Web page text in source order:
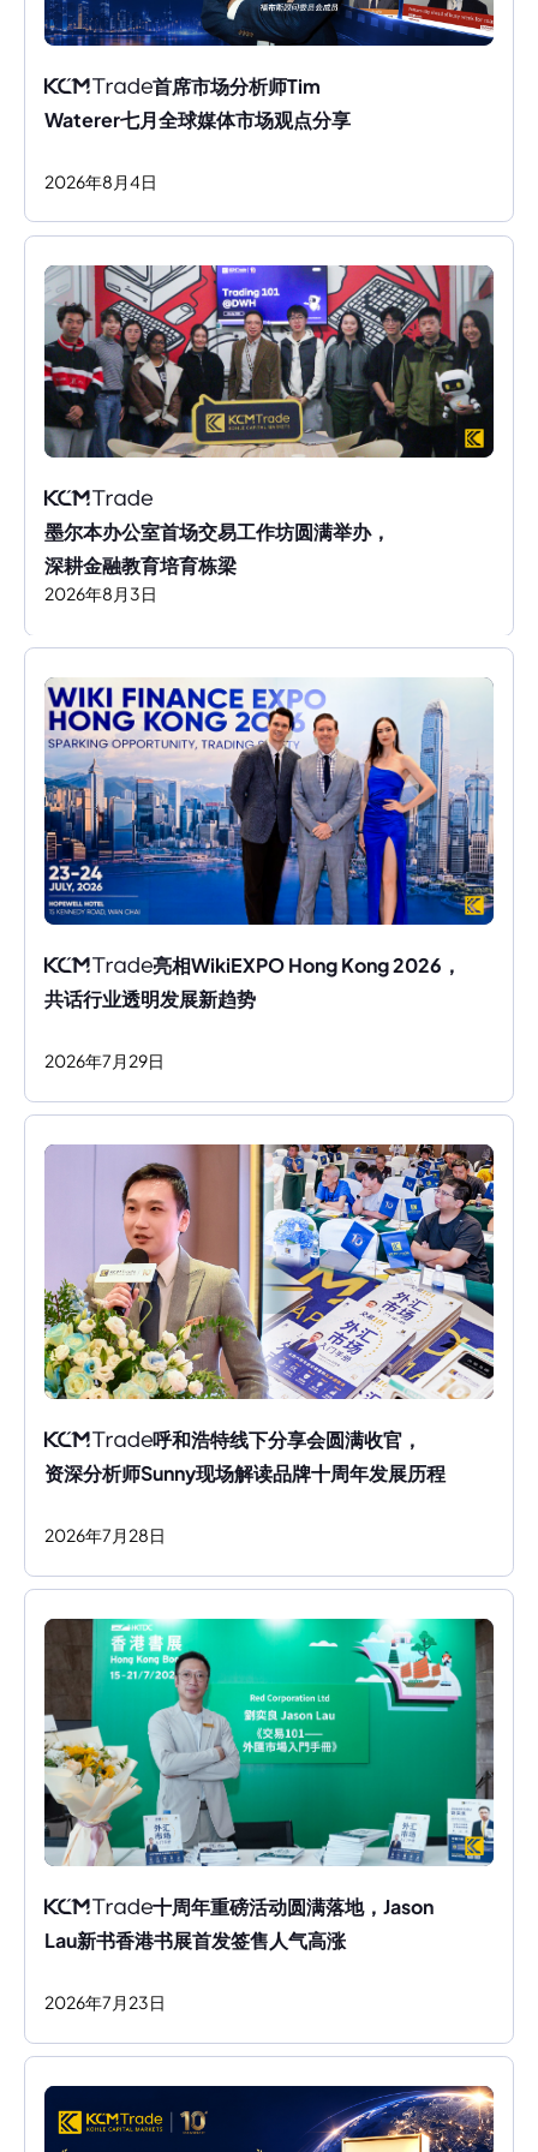
首席市场分析师Tim
Waterer七月全球媒体市场观点分享
2026年8 月4日
墨尔本办公室首场交易工作坊圆满举办，
深耕金融教育培育栋梁
2026年8 月 3日
亮相WikiEXPO Hong Kong 2026，
共话行业透明发展新趋势
2026年7 月 29日
呼和浩特线下分享会圆满收官，
资深分析师Sunny现场解读品牌十周年发展历程
2026年7 月 28日
十周年重磅活动圆满落地，Jason
Lau新书香港书展首发签售人气高涨
2026年7 月 23日